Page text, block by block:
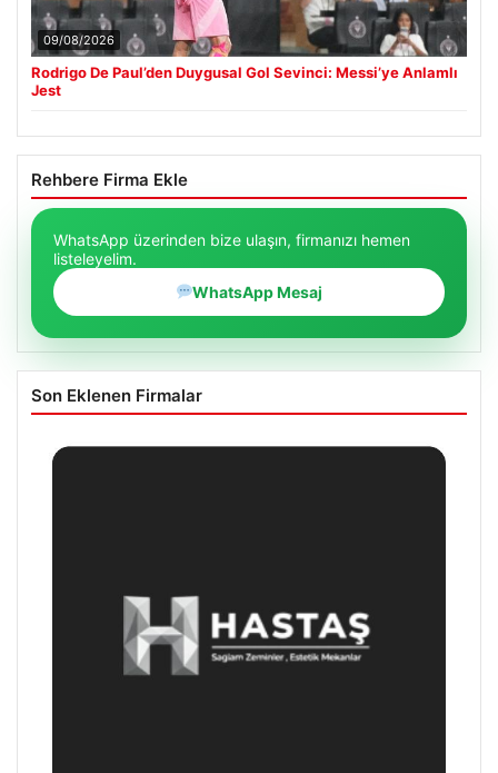
09/08/2026
Rodrigo De Paul’den Duygusal Gol Sevinci: Messi’ye Anlamlı
Jest
Rehbere Firma Ekle
WhatsApp üzerinden bize ulaşın, firmanızı hemen
listeleyelim.
WhatsApp Mesaj
Son Eklenen Firmalar